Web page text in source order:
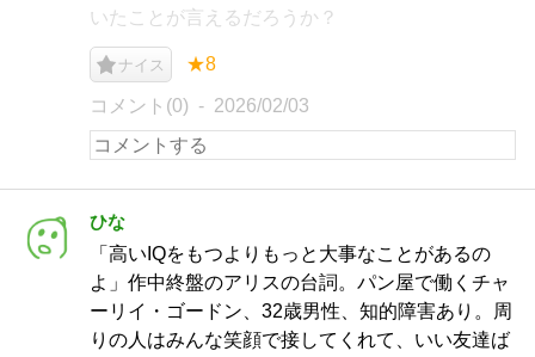
いたことが言えるだろうか？
ナイス ★8
コメント(0) 2026/02/03
ひな
「高いIQをもつよりもっと大事なことがあるの
よ」作中終盤のアリスの台詞。パン屋で働くチャ
ーリイ・ゴードン、32歳男性、知的障害あり。周
りの人はみんな笑顔で接してくれて、いい友達ば